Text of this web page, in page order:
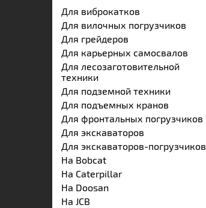
Для виброкатков
Для вилочных погрузчиков
Для грейдеров
Для карьерных самосвалов
Для лесозаготовительной
техники
Для подземной техники
Для подъемных кранов
Для фронтальных погрузчиков
Для экскаваторов
Для экскаваторов-погрузчиков
На Bobcat
На Caterpillar
На Doosan
На JCB